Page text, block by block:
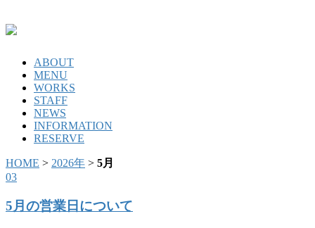
ABOUT
MENU
WORKS
STAFF
NEWS
INFORMATION
RESERVE
HOME > 2026年 > 5月
03
5月の営業日について